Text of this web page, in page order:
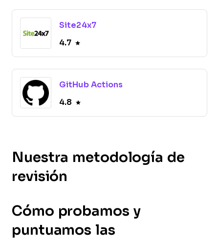
Site24x7
4.7
GitHub Actions
4.8
Nuestra metodología de
revisión
Cómo probamos y
puntuamos las